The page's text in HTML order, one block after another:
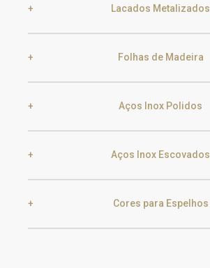
Lacados Metalizados
Folhas de Madeira
Aços Inox Polidos
Aços Inox Escovados
Cores para Espelhos